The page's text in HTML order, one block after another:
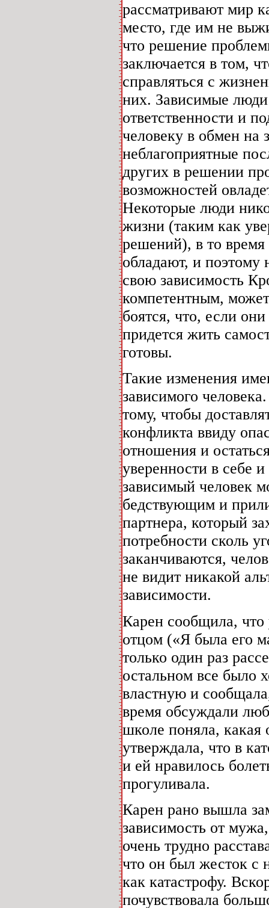
рассматривают мир
место, где им не
что решение
заключается в том,
справляться с
них. Зависимые люди
ответственности и
человеку в обмен на
неблагоприятные
других в решении
возможностей
Некоторые люди
жизни (таким как
решений), в то
обладают, и поэтому
свою зависимость
компетентным,
боятся, что, если
придется жить
готовы.
Такие изменения
зависимого
тому, чтобы
конфликта ввиду
отношения и
уверенности в себе
зависимый человек
бедствующим и
партнера, который
потребности сколь
заканчиваются,
не видит никакой
зависимости.
Карен сообщила, что
отцом («Я была его
только один раз
остальном все было
властную и
время обсуждали
школе поняла, какая
утверждала, что в
и ей нравилось
прогуливала.
Карен рано вышла
зависимость от
очень трудно
что он был жесток с
как катастрофу.
почувствовала